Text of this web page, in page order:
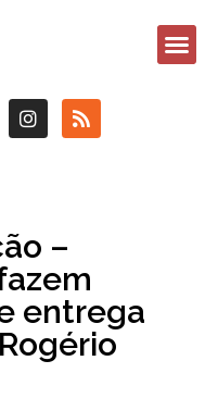
–
entrega